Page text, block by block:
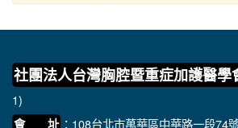
社團法人台灣胸腔暨重症加護醫學
1)
會 址 ：108台北市萬華區中華路一段74